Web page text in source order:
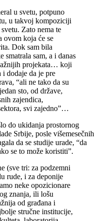
u svetu, potpuno
u takvoj kompoziciji
Zato nema te
ovom koja će se
Dok sam bila
smatrala sam, a i danas
projekata… koji
i dodaje da je pre
“ali ne tako da su
sto, od države,
zajendica,
svi zajedno”…
do ukidanja prostornog
Srbije, posle višemesečnih
da se studije urade, “da
se to može koristiti”.
(sve tri: za podzemni
rude, i za deponije
neke opozicionare
znanja, ili lošu
od građana i
stručne institucije,